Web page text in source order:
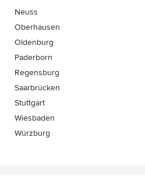
Neuss
Oberhausen
Oldenburg
Paderborn
Regensburg
Saarbrücken
Stuttgart
Wiesbaden
Würzburg